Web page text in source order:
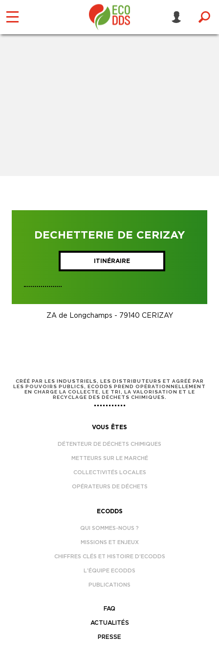
DECHETTERIE DE CERIZAY
ITINÉRAIRE
ZA de Longchamps - 79140 CERIZAY
CRÉÉ PAR LES INDUSTRIELS, LES DISTRIBUTEURS ET AGRÉÉ PAR
LES POUVOIRS PUBLICS, ECODDS PREND OPÉRATIONNELLEMENT
EN CHARGE LA COLLECTE, LE TRI, LA VALORISATION ET LE
RECYCLAGE DES DÉCHETS CHIMIQUES.
VOUS ÊTES
DÉTENTEUR DE DÉCHETS CHIMIQUES
METTEURS SUR LE MARCHÉ
COLLECTIVITÉS LOCALES
OPÉRATEURS DE DÉCHETS
ECODDS
QUI SOMMES-NOUS ?
MISSIONS ET ENJEUX
CHIFFRES CLÉS ET HISTOIRE D’ECODDS
L’ÉQUIPE ECODDS
PUBLICATIONS
FAQ
ACTUALITÉS
PRESSE